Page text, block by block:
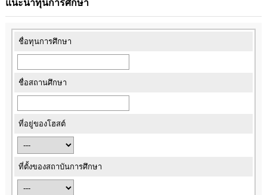
แนะนำทุนการศึกษา
ชื่อทุนการศึกษา
ชื่อสถานศึกษา
ที่อยู่ของโฮสต์
ที่ตั้งของสถาบันการศึกษา